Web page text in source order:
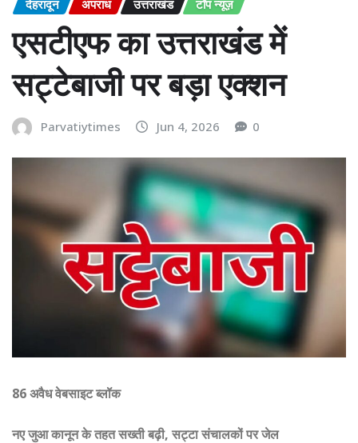
देहरादून अपराध उत्तराखंड टॉप न्यूज़
एसटीएफ का उत्तराखंड में
सट्टेबाजी पर बड़ा एक्शन
Parvatiytimes Jun 4, 2026 0
86 अवैध वेबसाइट ब्लॉक
नए जुआ कानून के तहत सख्ती बढ़ी, सट्टा संचालकों पर जेल